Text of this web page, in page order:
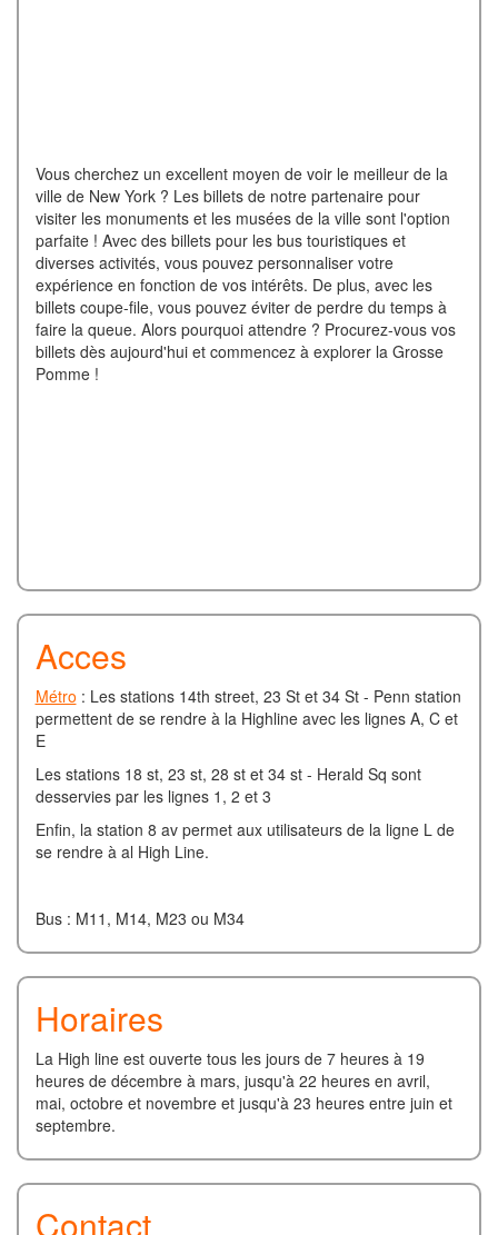
Vous cherchez un excellent moyen de voir le meilleur de la
ville de New York ? Les billets de notre partenaire pour
visiter les monuments et les musées de la ville sont l'option
parfaite ! Avec des billets pour les bus touristiques et
diverses activités, vous pouvez personnaliser votre
expérience en fonction de vos intérêts. De plus, avec les
billets coupe-file, vous pouvez éviter de perdre du temps à
faire la queue. Alors pourquoi attendre ? Procurez-vous vos
billets dès aujourd'hui et commencez à explorer la Grosse
Pomme !
Acces
Métro : Les stations 14th street, 23 St et 34 St - Penn station
permettent de se rendre à la Highline avec les lignes A, C et
E
Les stations 18 st, 23 st, 28 st et 34 st - Herald Sq sont
desservies par les lignes 1, 2 et 3
Enfin, la station 8 av permet aux utilisateurs de la ligne L de
se rendre à al High Line.
Bus : M11, M14, M23 ou M34
Horaires
La High line est ouverte tous les jours de 7 heures à 19
heures de décembre à mars, jusqu'à 22 heures en avril,
mai, octobre et novembre et jusqu'à 23 heures entre juin et
septembre.
Contact